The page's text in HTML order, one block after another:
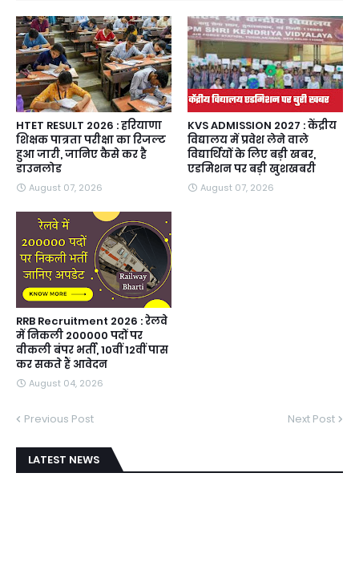
HTET RESULT 2026 : हरियाणा
शिक्षक पात्रता परीक्षा का रिजल्ट
हुआ जारी, जानिए कैसे कर है
डाउनलोड
August 07, 2026
KVS ADMISSION 2027 : केंद्रीय
विद्यालय में प्रवेश लेने वाले
विद्यार्थियों के लिए बड़ी खबर,
एडमिशन पर बड़ी खुशखबरी
August 07, 2026
RRB Recruitment 2026 : रेलवे
में निकली 200000 पदों पर
वीकली बंपर भर्ती, 10वीं 12वीं पास
कर सकते हैं आवेदन
August 04, 2026
Previous Post Next Post
LATEST NEWS